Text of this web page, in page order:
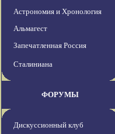
Астрономия и Хронология
Альмагест
Запечатленная Россия
Сталиниана
ФОРУМЫ
Дискуссионный клуб